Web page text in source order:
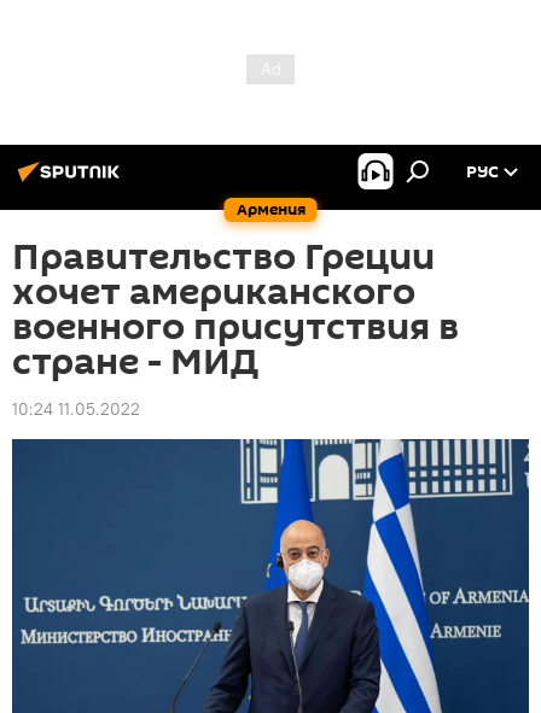
Армения
РУС
Правительство Греции
хочет американского
военного присутствия в
стране - МИД
10:24 11.05.2022